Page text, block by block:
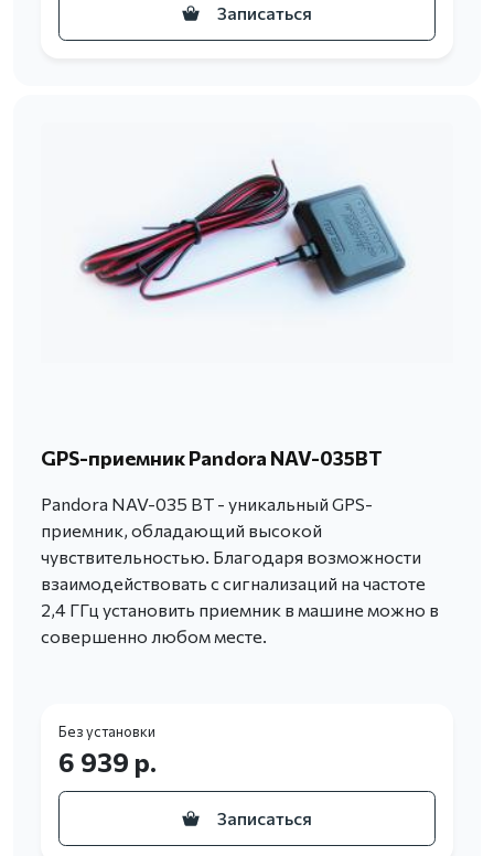
Записаться
GPS-приемник Pandora NAV-035BT
Pandora NAV-035 BT - уникальный GPS-
приемник, обладающий высокой
чувствительностью. Благодаря возможности
взаимодействовать с сигнализаций на частоте
2,4 ГГц установить приемник в машине можно в
совершенно любом месте.
Без установки
6 939 р.
Записаться